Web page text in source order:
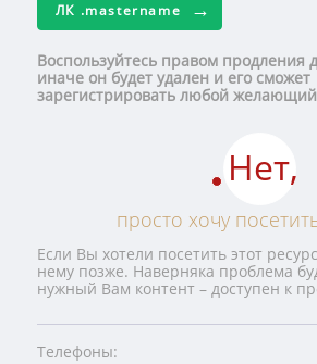
ЛК .mastername
Воспользуйтесь правом продления
иначе он будет удален и его сможет
зарегистрировать любой желающий
Нет,
просто хочу
Если Вы хотели посетить этот
нему позже. Наверняка проблема
нужный Вам контент – доступен к
Телефоны: